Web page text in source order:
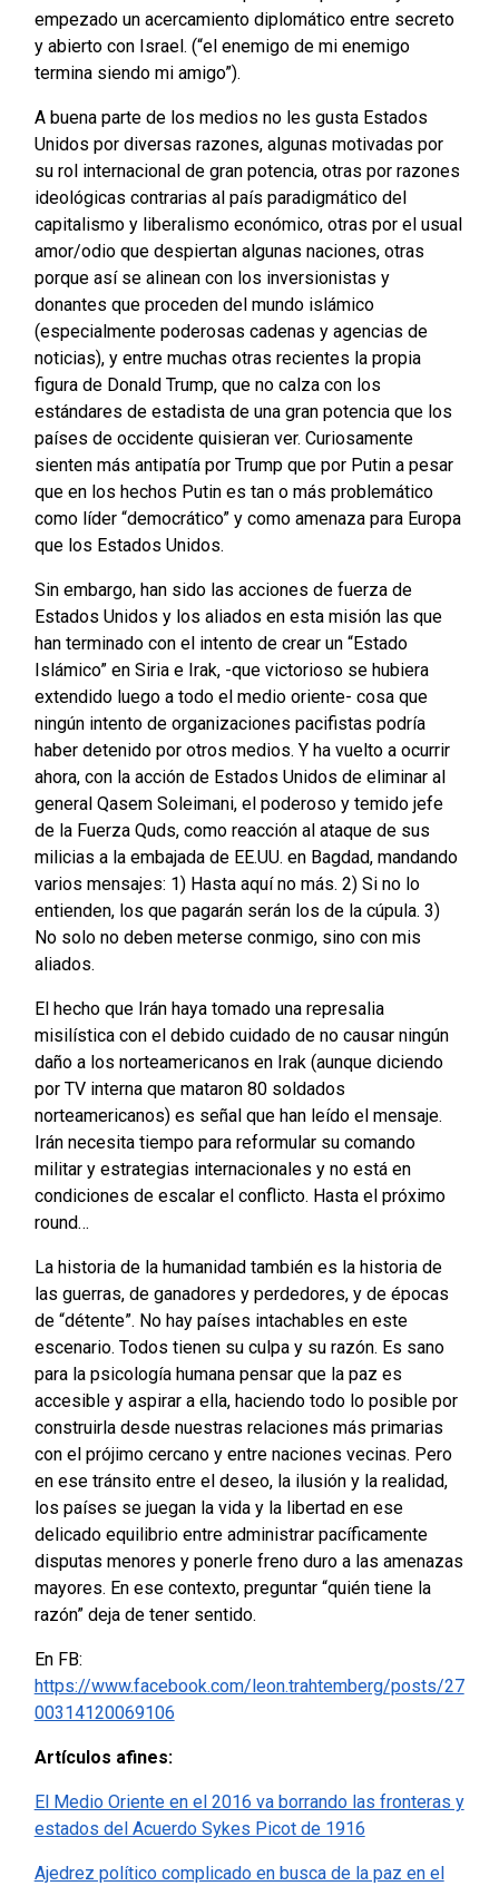
empezado un acercamiento diplomático entre secreto
y abierto con Israel. (“el enemigo de mi enemigo
termina siendo mi amigo”).
A buena parte de los medios no les gusta Estados
Unidos por diversas razones, algunas motivadas por
su rol internacional de gran potencia, otras por razones
ideológicas contrarias al país paradigmático del
capitalismo y liberalismo económico, otras por el usual
amor/odio que despiertan algunas naciones, otras
porque así se alinean con los inversionistas y
donantes que proceden del mundo islámico
(especialmente poderosas cadenas y agencias de
noticias), y entre muchas otras recientes la propia
figura de Donald Trump, que no calza con los
estándares de estadista de una gran potencia que los
países de occidente quisieran ver. Curiosamente
sienten más antipatía por Trump que por Putin a pesar
que en los hechos Putin es tan o más problemático
como líder “democrático” y como amenaza para Europa
que los Estados Unidos.
Sin embargo, han sido las acciones de fuerza de
Estados Unidos y los aliados en esta misión las que
han terminado con el intento de crear un “Estado
Islámico” en Siria e Irak, -que victorioso se hubiera
extendido luego a todo el medio oriente- cosa que
ningún intento de organizaciones pacifistas podría
haber detenido por otros medios. Y ha vuelto a ocurrir
ahora, con la acción de Estados Unidos de eliminar al
general Qasem Soleimani, el poderoso y temido jefe
de la Fuerza Quds, como reacción al ataque de sus
milicias a la embajada de EE.UU. en Bagdad, mandando
varios mensajes: 1) Hasta aquí no más. 2) Si no lo
entienden, los que pagarán serán los de la cúpula. 3)
No solo no deben meterse conmigo, sino con mis
aliados.
El hecho que Irán haya tomado una represalia
misilística con el debido cuidado de no causar ningún
daño a los norteamericanos en Irak (aunque diciendo
por TV interna que mataron 80 soldados
norteamericanos) es señal que han leído el mensaje.
Irán necesita tiempo para reformular su comando
militar y estrategias internacionales y no está en
condiciones de escalar el conflicto. Hasta el próximo
round…
La historia de la humanidad también es la historia de
las guerras, de ganadores y perdedores, y de épocas
de “détente”. No hay países intachables en este
escenario. Todos tienen su culpa y su razón. Es sano
para la psicología humana pensar que la paz es
accesible y aspirar a ella, haciendo todo lo posible por
construirla desde nuestras relaciones más primarias
con el prójimo cercano y entre naciones vecinas. Pero
en ese tránsito entre el deseo, la ilusión y la realidad,
los países se juegan la vida y la libertad en ese
delicado equilibrio entre administrar pacíficamente
disputas menores y ponerle freno duro a las amenazas
mayores. En ese contexto, preguntar “quién tiene la
razón” deja de tener sentido.
En FB:
https://www.facebook.com/leon.trahtemberg/posts/27
00314120069106
Artículos afines:
El Medio Oriente en el 2016 va borrando las fronteras y
estados del Acuerdo Sykes Picot de 1916
Ajedrez político complicado en busca de la paz en el